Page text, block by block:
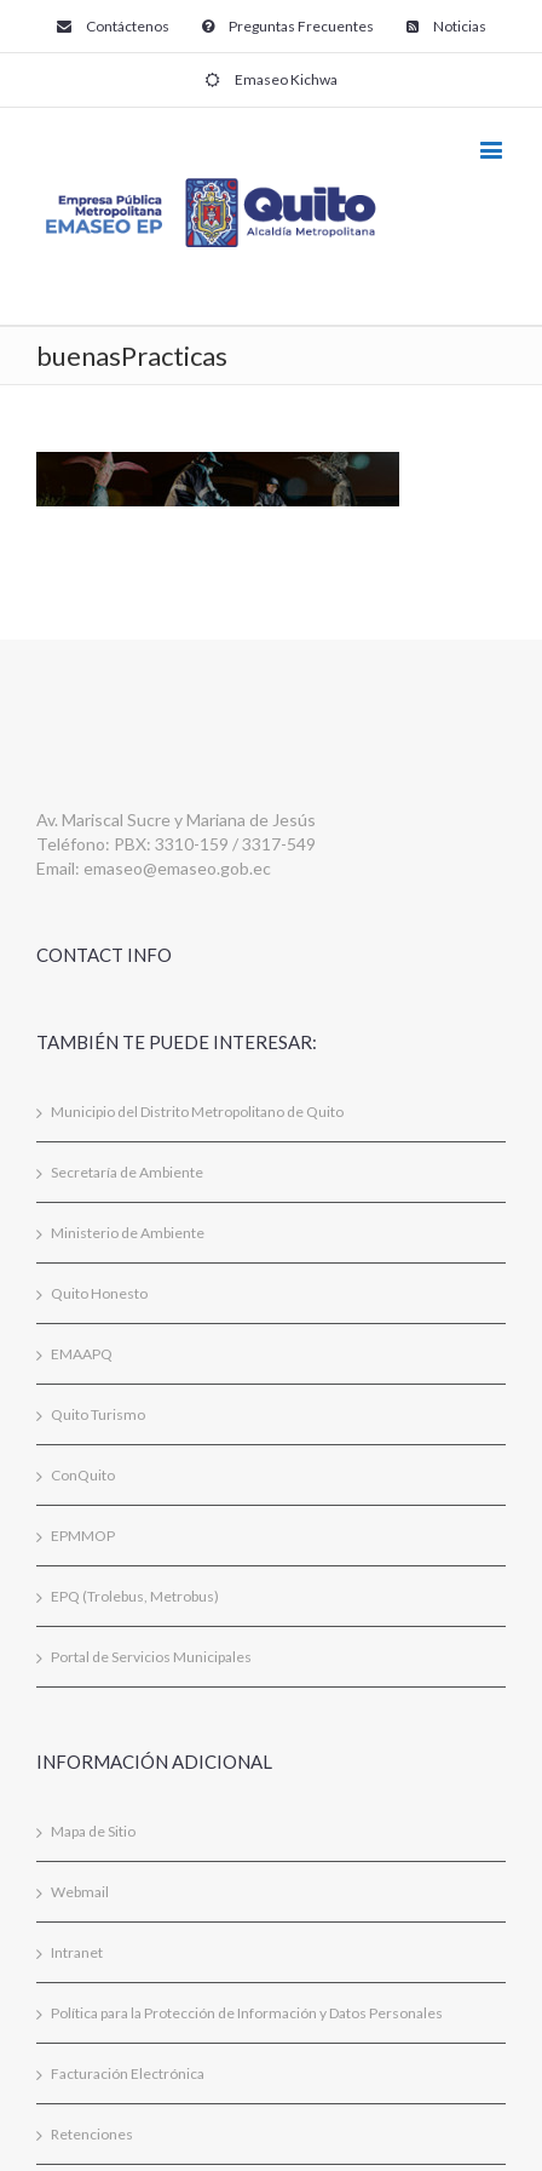
Contáctenos Preguntas Frecuentes Noticias
Emaseo Kichwa
buenasPracticas
Av. Mariscal Sucre y Mariana de Jesús
Teléfono: PBX: 3310-159 / 3317-549
Email: emaseo@emaseo.gob.ec
CONTACT INFO
TAMBIÉN TE PUEDE INTERESAR:
Municipio del Distrito Metropolitano de Quito
Secretaría de Ambiente
Ministerio de Ambiente
Quito Honesto
EMAAPQ
Quito Turismo
ConQuito
EPMMOP
EPQ (Trolebus, Metrobus)
Portal de Servicios Municipales
INFORMACIÓN ADICIONAL
Mapa de Sitio
Webmail
Intranet
Política para la Protección de Información y Datos Personales
Facturación Electrónica
Retenciones